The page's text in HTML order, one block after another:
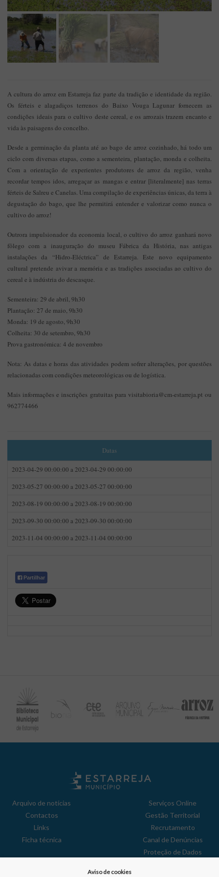
A cultura do arroz em Estarreja faz parte da tradição e identidade da região.
Os férteis e alagadiços terrenos do Baixo Vouga Lagunar fornecem as
condições ideais para o cultivo deste cereal, e os arrozais trazem encanto e
vida às paisagens do concelho.
Desde a germinação da planta até ao bago de arroz cozinhado, há todo um
ciclo com diversas etapas, como a sementeira, plantação, monda e colheita.
Com a orientação de experientes produtores de arroz da região, venha
recordar tempos idos, arregaçar as mangas e entrar [literalmente] nas terras
férteis de Salreu e Canelas. Uma compilação de experiências únicas, da terra à
degustação do bago, que lhe permitirá entender e valorizar como nunca o
cultivo do arroz!
Outrora impulsionador da economia local, o cultivo do arroz ganhará novo
fôlego com a inauguração do museu Fábrica da História, nas antigas
instalações da “Hidro-Eléctrica” de Estarreja. Este novo equipamento
cultural pretende avivar a memória e as tradições associadas ao cultivo do
cereal e à indústria do descasque.
Sementeira: 29 de abril, 9h30
Plantação: 27 de maio, 9h30
Monda: 19 de agosto, 9h30
Colheita: 30 de setembro, 9h30
Prova gastronómica: 4 de novembro
Nota: As datas e horas das atividades podem sofrer alterações, por questões
relacionadas com condições meteorológicas ou de logística.
Mais informações e inscrições gratuitas para visitabioria@cm-estarreja.pt ou
962774466
Datas
2023-04-29 00:00:00 a 2023-04-29 00:00:00
2023-05-27 00:00:00 a 2023-05-27 00:00:00
2023-08-19 00:00:00 a 2023-08-19 00:00:00
2023-09-30 00:00:00 a 2023-09-30 00:00:00
2023-11-04 00:00:00 a 2023-11-04 00:00:00
Partilhar
Arquivo de notícias
Contactos
Links
Ficha técnica
Serviços Online
Gestão Territorial
Recrutamento
Canal de Denúncias
Proteção de Dados
Aviso de cookies